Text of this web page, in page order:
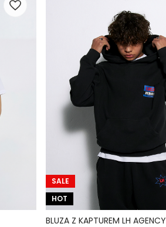
SALE
HOT
BLUZA Z KAPTUREM LH AGENCY